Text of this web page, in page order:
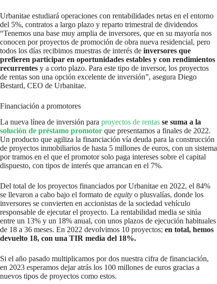
Urbanitae estudiará operaciones con rentabilidades netas en el entorno
del 5%, contratos a largo plazo y reparto trimestral de dividendos
“Tenemos una base muy amplia de inversores, que en su mayoría nos
conocen por proyectos de promoción de obra nueva residencial, pero
todos los días recibimos muestras de interés de inversores que
prefieren participar en oportunidades estables y con rendimientos
recurrentes y a corto plazo. Para este tipo de inversor, los proyectos
de rentas son una opción excelente de inversión”, asegura Diego
Bestard, CEO de Urbanitae.
Financiación a promotores
La nueva línea de inversión para proyectos de rentas se suma a la
solución de préstamo promotor que presentamos a finales de 2022.
Un producto que agiliza la financiación vía deuda para la construcción
de proyectos inmobiliarios de hasta 5 millones de euros, con un sistema
por tramos en el que el promotor solo paga intereses sobre el capital
dispuesto, con tipos de interés que arrancan en el 7%.
Del total de los proyectos financiados por Urbanitae en 2022, el 84%
se llevaron a cabo bajo el formato de equity o plusvalías, donde los
inversores se convierten en accionistas de la sociedad vehículo
responsable de ejecutar el proyecto. La rentabilidad media se sitúa
entre un 13% y un 18% anual, con unos plazos de ejecución habituales
de 18 a 36 meses. En 2022 devolvimos 10 proyectos; en total, hemos
devuelto 18, con una TIR media del 18%.
Si el año pasado multiplicamos por dos nuestra cifra de financiación,
en 2023 esperamos dejar atrás los 100 millones de euros gracias a
nuevos tipos de proyectos como estos.